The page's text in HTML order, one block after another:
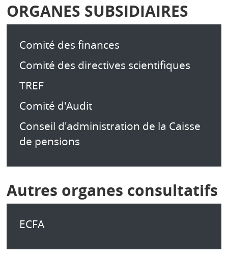
ORGANES SUBSIDIAIRES
Comité des finances
Comité des directives scientifiques
TREF
Comité d'Audit
Conseil d'administration de la Caisse
de pensions
Autres organes consultatifs
ECFA